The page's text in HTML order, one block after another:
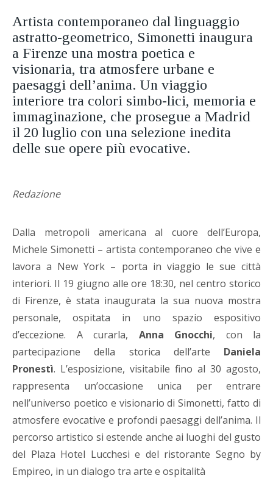
Artista contemporaneo dal linguaggio
astratto-geometrico, Simonetti inaugura
a Firenze una mostra poetica e
visionaria, tra atmosfere urbane e
paesaggi dell’anima. Un viaggio
interiore tra colori simbo-lici, memoria e
immaginazione, che prosegue a Madrid
il 20 luglio con una selezione inedita
delle sue opere più evocative.
Redazione
Dalla metropoli americana al cuore dell’Europa,
Michele Simonetti – artista contemporaneo che vive e
lavora a New York – porta in viaggio le sue città
interiori. Il 19 giugno alle ore 18:30, nel centro storico
di Firenze, è stata inaugurata la sua nuova mostra
personale, ospitata in uno spazio espositivo
d’eccezione. A curarla, Anna Gnocchi, con la
partecipazione della storica dell’arte Daniela
Pronestì. L’esposizione, visitabile fino al 30 agosto,
rappresenta un’occasione unica per entrare
nell’universo poetico e visionario di Simonetti, fatto di
atmosfere evocative e profondi paesaggi dell’anima. Il
percorso artistico si estende anche ai luoghi del gusto
del Plaza Hotel Lucchesi e del ristorante Segno by
Empireo, in un dialogo tra arte e ospitalità